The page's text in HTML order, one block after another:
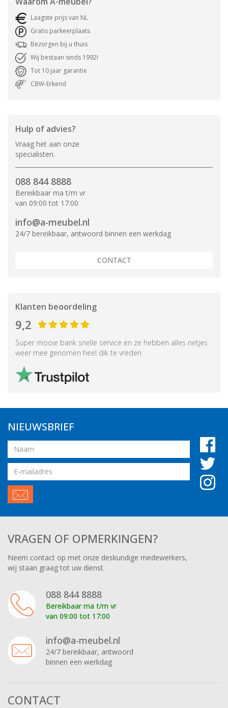
Laagste prijs van NL
Gratis parkeerplaats
Bezorgen bij u thuis
Wij bestaan sinds 1992!
Tot 10 jaar garantie
CBW-Erkend
Hulp of advies?
Vraag het aan onze
specialisten.
088 844 8888
Bereikbaar ma t/m vr
van 09:00 tot 17:00
info@a-meubel.nl
24/7 bereikbaar, antwoord binnen een werkdag
CONTACT
Klanten beoordeling
9,2
Super mooie bank snelle service en ze hebben alles netjes
weer mee genomen heel dik te vreden
NIEUWSBRIEF
Naam
Email
adres
VRAGEN OF OPMERKINGEN?
Neem contact op met onze deskundige medewerkers,
wij staan graag tot uw dienst.
088 844 8888
Bereikbaar ma t/m vr
van 09:00 tot 17:00
info@a-meubel.nl
24/7 bereikbaar, antwoord
binnen een werkdag
CONTACT